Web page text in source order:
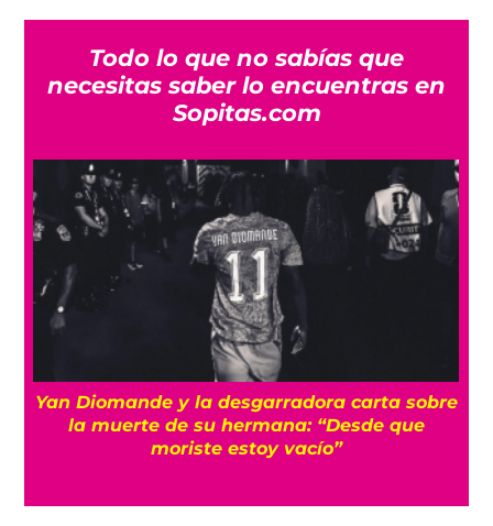
Todo lo que no sabías que
necesitas saber lo encuentras en
Sopitas.com
Yan Diomande y la desgarradora carta sobre
la muerte de su hermana: “Desde que
moriste estoy vacío”